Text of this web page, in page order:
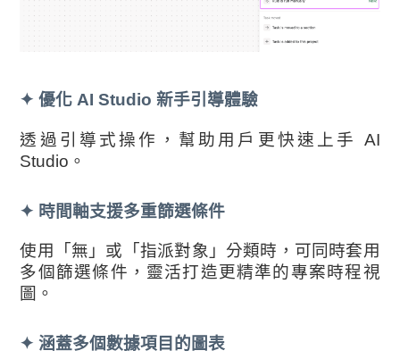
✦優化 AI Studio 新手引導體驗
透過引導式操作，幫助用戶更快速上手 AI
Studio。
✦ 時間軸支援多重篩選條件
使用「無」或「指派對象」分類時，可同時套用
多個篩選條件，靈活打造更精準的專案時程視
圖。
✦ 涵蓋多個數據項目的圖表